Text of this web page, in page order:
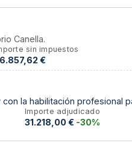
Canella.
sin impuestos
€
la habilitación profesional
Importe adjudicado
31.218,00 € -30%